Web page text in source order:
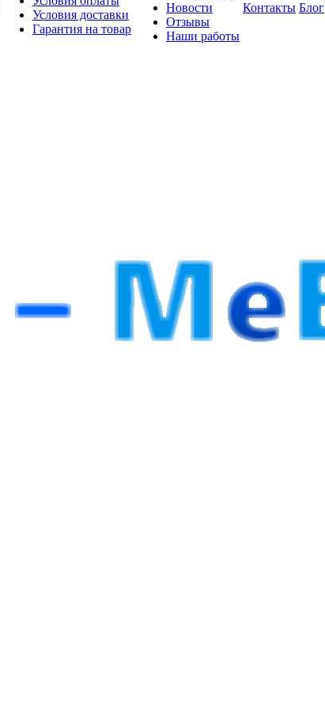
Условия доставки
Гарантия на товар
Новости
Отзывы
Наши работы
Контакты Блог